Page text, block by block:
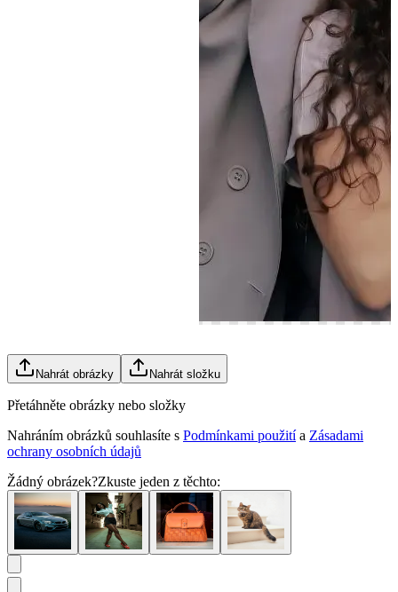
Nahrát obrázky Nahrát složku
Přetáhněte obrázky nebo složky
Nahráním obrázků souhlasíte s Podmínkami použití a Zásadami
ochrany osobních údajů
Žádný obrázek?Zkuste jeden z těchto: